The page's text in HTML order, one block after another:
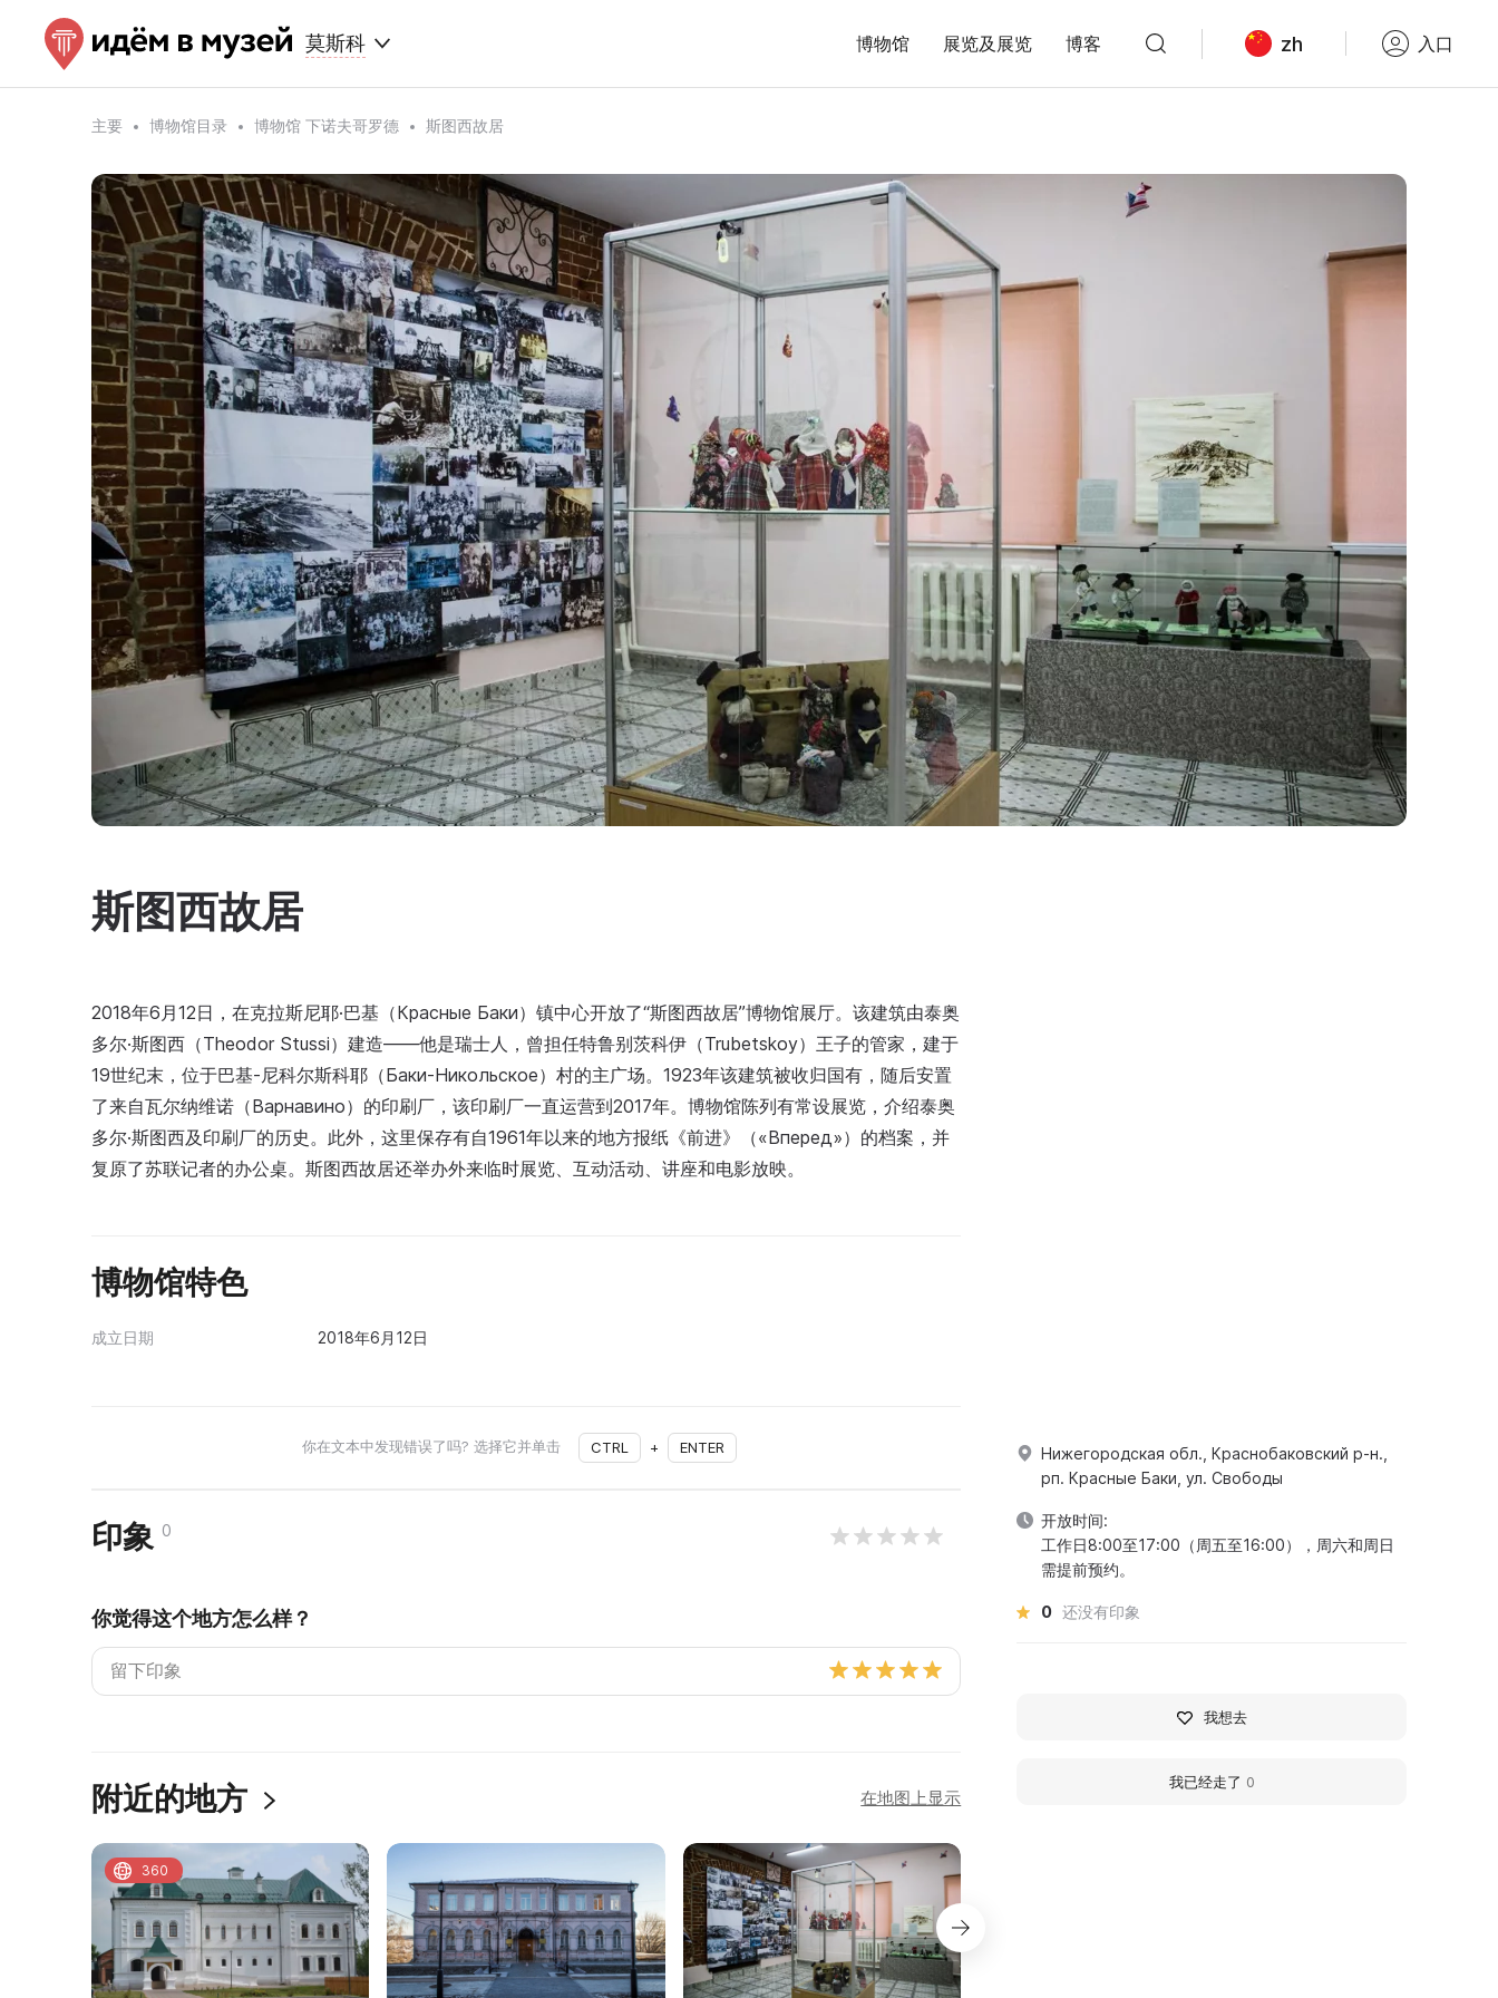
莫斯科 博物馆 展览及展览 博客 zh 入口
主要 博物馆目录 博物馆 下诺夫哥罗德 斯图西故居
斯图西故居
2018年6月12日，在克拉斯尼耶·巴基（Красные Баки）镇中心开放了“斯图西故居”博物馆展厅。该建筑由泰奥
多尔·斯图西（Theodor Stussi）建造——他是瑞士人，曾担任特鲁别茨科伊（Trubetskoy）王子的管家，建于
19世纪末，位于巴基-尼科尔斯科耶（Баки-Никольское）村的主广场。1923年该建筑被收归国有，随后安置
了来自瓦尔纳维诺（Варнавино）的印刷厂，该印刷厂一直运营到2017年。博物馆陈列有常设展览，介绍泰奥
多尔·斯图西及印刷厂的历史。此外，这里保存有自1961年以来的地方报纸《前进》（«Вперед»）的档案，并
复原了苏联记者的办公桌。斯图西故居还举办外来临时展览、互动活动、讲座和电影放映。
博物馆特色
成立日期 2018年6月12日
你在文本中发现错误了吗? 选择它并单击 CTRL + ENTER
印象 0
你觉得这个地方怎么样？
附近的地方 在地图上显示
360
Нижегородская обл., Краснобаковский р-н.,
рп. Красные Баки, ул. Свободы
开放时间:
工作日8:00至17:00（周五至16:00），周六和周日
需提前预约。
0 还没有印象
我想去
我已经走了 0